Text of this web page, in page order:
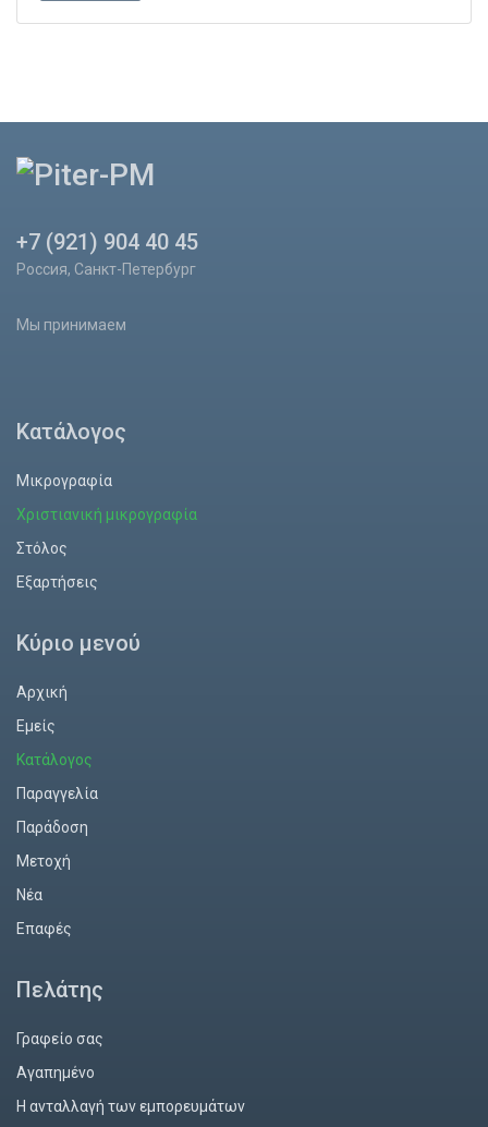
+7 (921) 904 40 45
Россия, Санкт-Петербург
Мы принимаем
Κατάλογος
Μικρογραφία
Χριστιανική μικρογραφία
Στόλος
Εξαρτήσεις
Κύριο μενού
Αρχική
Εμείς
Κατάλογος
Παραγγελία
Παράδοση
Mετοχή
Νέα
Επαφές
Πελάτης
Γραφείο σας
Αγαπημένο
Η ανταλλαγή των εμπορευμάτων